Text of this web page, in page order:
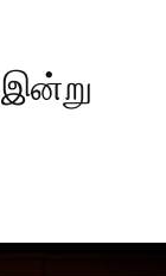
இன்று